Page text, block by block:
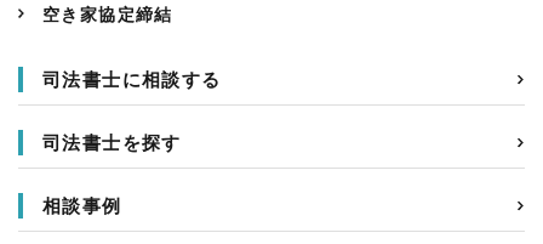
空き家協定締結
司法書士に相談する
司法書士を探す
相談事例